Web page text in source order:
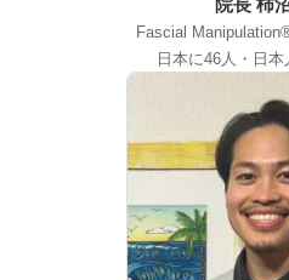
院長 柿
Fascial
日本に46人・日